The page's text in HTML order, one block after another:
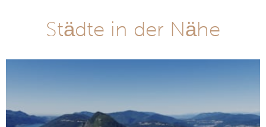
Städte in der Nähe